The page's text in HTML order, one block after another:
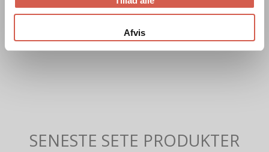
Afvis
Produkttype: Bluse
SENESTE SETE PRODUKTER